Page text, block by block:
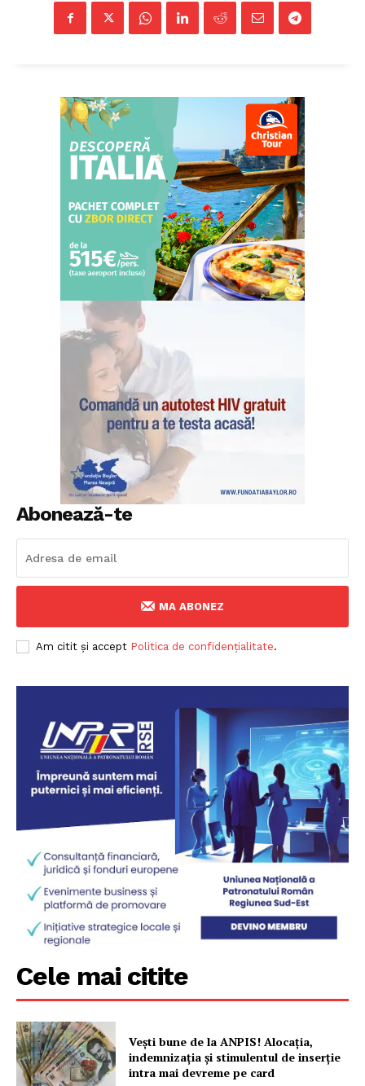
Contactați-ne
Fii reporter
Politica cookie-uri
Politica de Confidențialitate
Publicitate
Abonează-te
MA ABONEZ
Am citit și accept Politica de confidențialitate.
Cele mai citite
Vești bune de la ANPIS! Alocația,
indemnizația și stimulentul de inserție
intra mai devreme pe card